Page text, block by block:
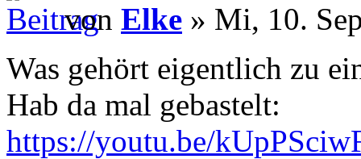
von Elke » Mi, 10.
Was gehört eigentlich zu
Hab da mal gebastelt:
https://youtu.be/